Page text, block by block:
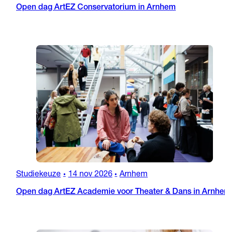
Open dag ArtEZ Conservatorium in Arnhem
Studiekeuze • 14 nov 2026 • Arnhem
Open dag ArtEZ Academie voor Theater & Dans in